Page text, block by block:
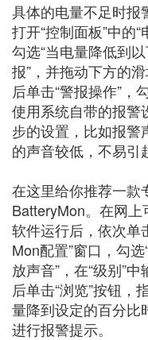
具体的电量不足时报
打开“控制面板”中的“
勾选“当电量降低到
报”，并拖动下方的
后单击“警报操作”，
使用系统自带的报警
步的设置，比如报警
的声音较低，不易引
在这里给你推荐一
BatteryMon。在网上
软件运行后，依次
Mon配置”窗口，勾
放声音”，在“级别”
后单击“浏览”按钮，
量降到设定的百分比
进行报警提示。